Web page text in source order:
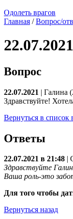
Одолеть врагов
Главная /Вопрос/
Вопрос
22.07.2021 | Галина
Здравствуйте!
Вернуться в список
Ответы
22.07.2021 в 21:48
Здравствуйте
Ваша роль-это
Для того чтобы
Вернуться назад